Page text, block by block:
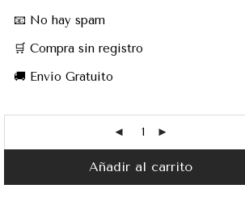
📧 No hay spam
🛒 Compra sin registro
🚚 Envío Gratuito
Añadir al carrito